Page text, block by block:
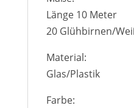
Länge 10 Meter
20 Glühbirnen/
Material:
Glas/Plastik
Farbe: